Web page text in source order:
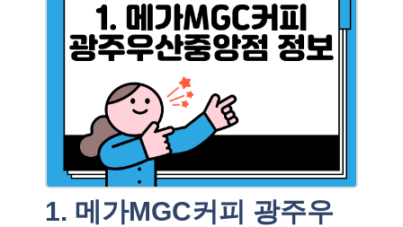
1. 메가MGC커피 광주우